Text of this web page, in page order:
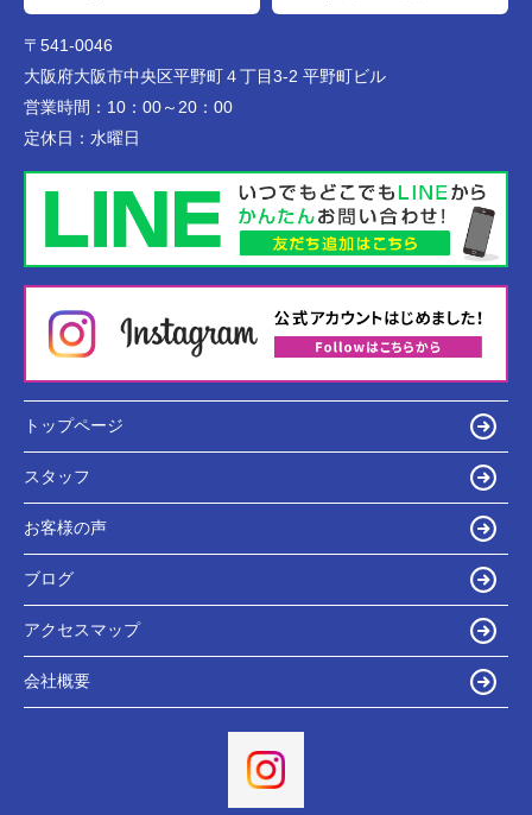
〒541-0046
大阪府大阪市中央区平野町４丁目3-2 平野町ビル
営業時間： 10：00～20：00
定休日： 水曜日
トップページ
スタッフ
お客様の声
ブログ
アクセスマップ
会社概要